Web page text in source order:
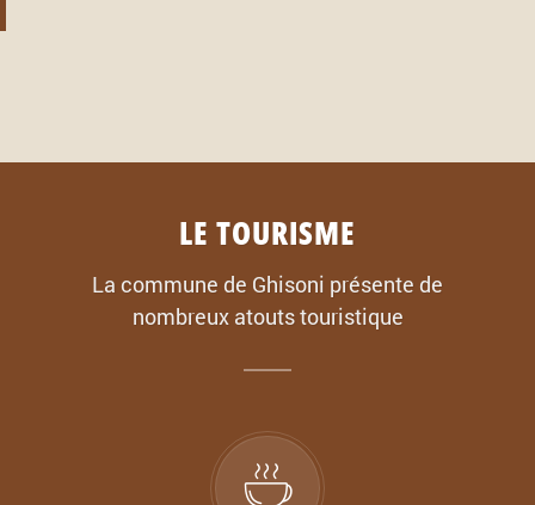
LE TOURISME
La commune de Ghisoni présente de
nombreux atouts touristique